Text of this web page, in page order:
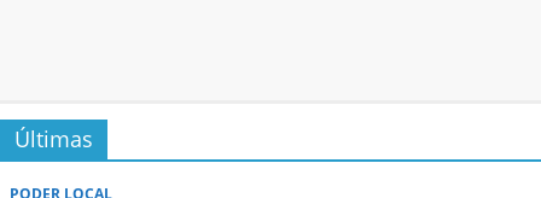
Últimas
PODER LOCAL